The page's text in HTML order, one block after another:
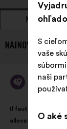
NÁVRHY
NAJNOVŠIE
Návrh: Ma
návrhu:
Il faut rendre
allocation des
rozdelením:
S
vaše
naši
O aké